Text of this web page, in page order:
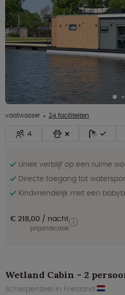
vaatwasser 24 faciliteiten
4
Uniek verblijf op een ruime
Directe toegang tot
Kindvriendelijk met een
€ 218,00 nacht
prijsindicatie
Wetland Cabin - 2
Scherpenzeel in Friesland